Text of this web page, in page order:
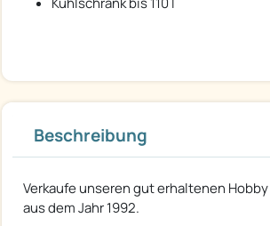
Beschreibung
Verkaufe unseren gut erhaltenen Hobby
aus dem Jahr 1992.